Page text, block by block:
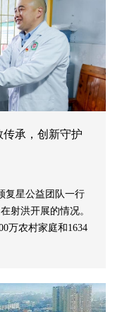
承，创新守护
复星公益团队一行
射洪开展的情况。
万农村家庭和1634